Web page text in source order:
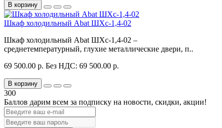
В корзину
Шкаф холодильный Abat ШХс-1,4-02
Шкаф холодильный Abat ШХс-1,4-02 –
среднетемпературный, глухие металлические двери, п..
69 500.00 р. Без НДС: 69 500.00 р.
В корзину
300
Баллов дарим всем за подписку на новости, скидки, акции!